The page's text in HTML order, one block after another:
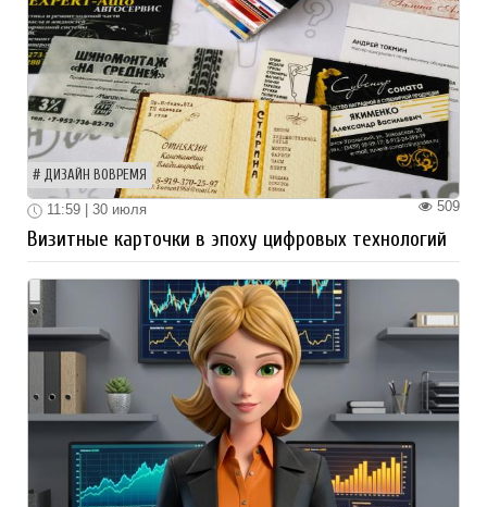
ДИЗАЙН ВОВРЕМЯ
509
11:59 | 30 июля
Визитные карточки в эпоху цифровых технологий